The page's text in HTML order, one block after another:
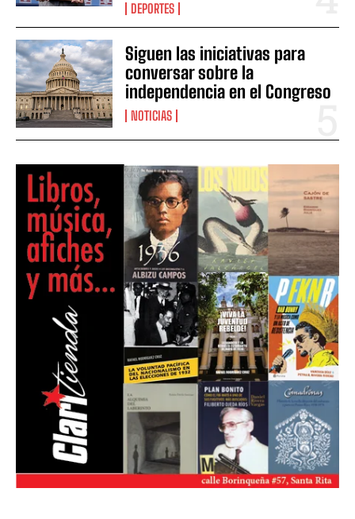
DEPORTES
Siguen las iniciativas para
conversar sobre la
independencia en el Congreso
NOTICIAS